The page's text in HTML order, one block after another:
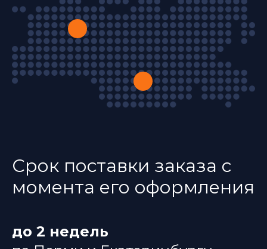
Срок поставки заказа с
момента его оформления
до 2 недель